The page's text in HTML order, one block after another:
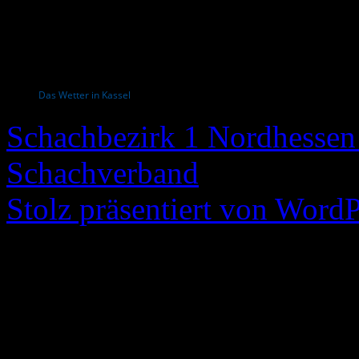
Das Wetter in Kassel
Schachbezirk 1
Schachverband
Stolz präsentiert von